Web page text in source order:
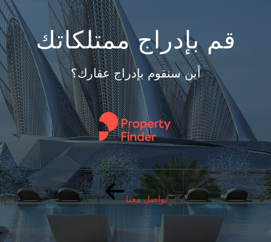
قم بإدراج ممتلكاتك
أين سنقوم بإدراج عقارك؟
تواصل معنا